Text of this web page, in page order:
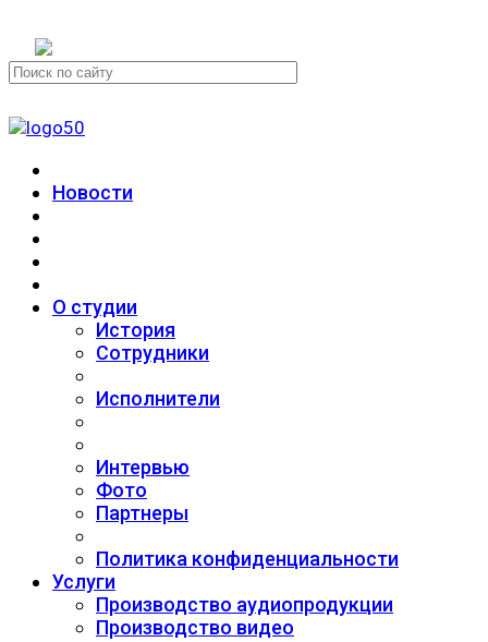
Новости
О студии
История
Сотрудники
Исполнители
Интервью
Фото
Партнеры
Политика конфиденциальности
Услуги
Производство аудиопродукции
Производство видео